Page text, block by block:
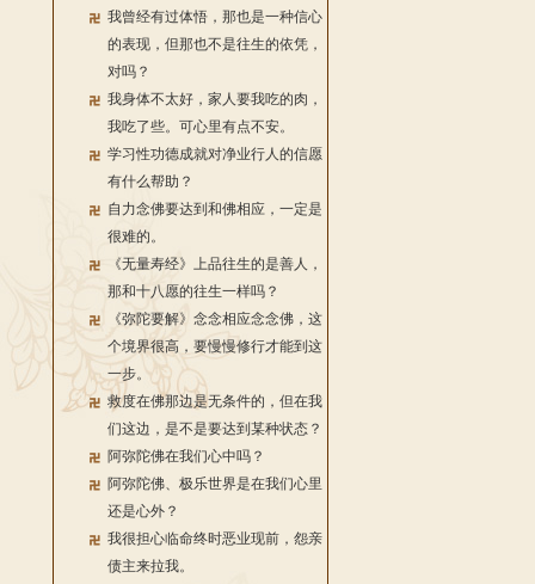
我曾经有过体悟，那也是一种信心
的表现，但那也不是往生的依凭，
对吗？
我身体不太好，家人要我吃的肉，
我吃了些。可心里有点不安。
学习性功德成就对净业行人的信愿
有什么帮助？
自力念佛要达到和佛相应，一定是
很难的。
《无量寿经》上品往生的是善人，
那和十八愿的往生一样吗？
《弥陀要解》念念相应念念佛，这
个境界很高，要慢慢修行才能到这
一步。
救度在佛那边是无条件的，但在我
们这边，是不是要达到某种状态？
阿弥陀佛在我们心中吗？
阿弥陀佛、极乐世界是在我们心里
还是心外？
我很担心临命终时恶业现前，怨亲
债主来拉我。